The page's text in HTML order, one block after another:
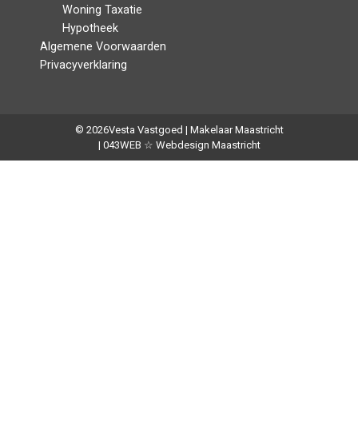
Woning Taxatie
Hypotheek
Algemene Voorwaarden
Privacyverklaring
© 2026Vesta Vastgoed | Makelaar Maastricht
| 043WEB ☆ Webdesign Maastricht